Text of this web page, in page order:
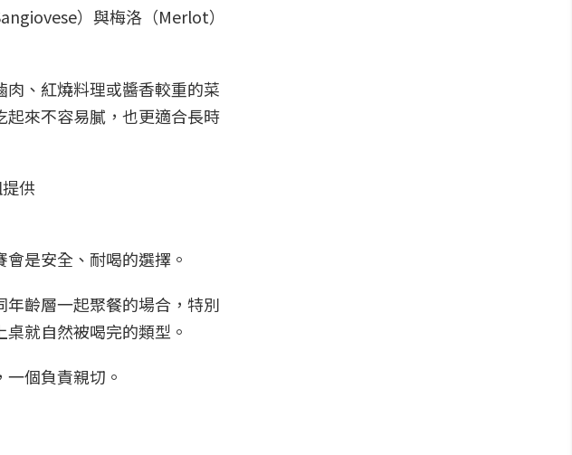
）與梅洛（Merlot）
、紅燒料理或醬香較重的菜
來不容易膩，也更適合長時
是安全、耐喝的選擇。
齡層一起聚餐的場合，特別
就自然被喝完的類型。
個負責親切。